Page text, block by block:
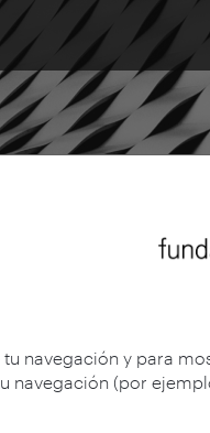
navegación y para
navegación (por